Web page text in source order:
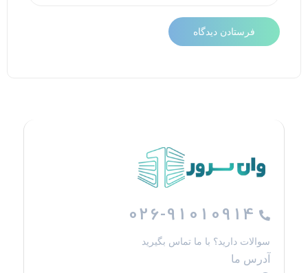
026-91010914
سوالات دارید؟ با ما تماس بگیرید
آدرس ما